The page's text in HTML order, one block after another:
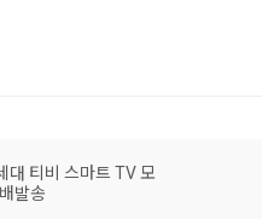
대 티비 스마트 TV 모
발송